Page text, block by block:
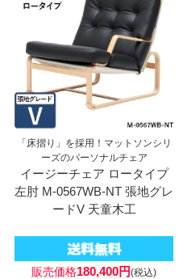
「床摺り」を採用！マットソンシリ
ーズのパーソナルチェア
イージーチェア ロータイプ
左肘 M-0567WB-NT 張地グレ
ードV 天童木工
販売価格180,400円(税込)